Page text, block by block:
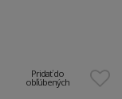
Pridať do
obľúbených